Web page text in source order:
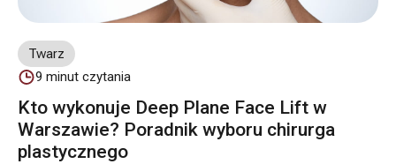
Twarz
9 minut czytania
Kto wykonuje Deep Plane Face Lift w
Warszawie? Poradnik wyboru chirurga
plastycznego